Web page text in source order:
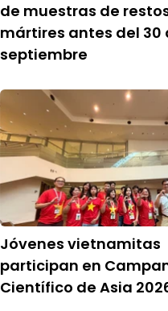
de muestras de
mártires antes del 30
septiembre
Jóvenes vietnamitas
participan en
Científico de Asia